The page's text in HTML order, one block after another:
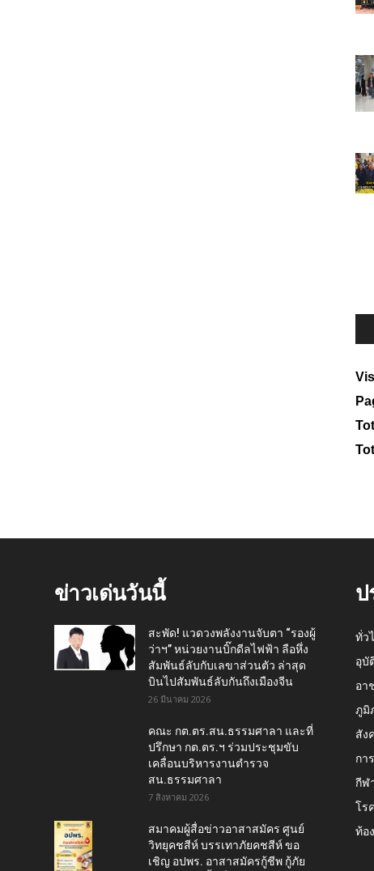
ข่าวเด่นวันนี้
สะพัด! แวดวงพลังงานจับตา “รองผู้
ว่าฯ” หน่วยงานบิ๊กดีลไฟฟ้า ลือหึ่ง
สัมพันธ์ลับกับเลขาส่วนตัว ล่าสุด
บินไปสัมพันธ์ลับกันถึงเมืองจีน
26 มีนาคม 2026
คณะ กต.ตร.สน.ธรรมศาลา และที่
ปรึกษา กต.ตร.ฯ ร่วมประชุมขับ
เคลื่อนบริหารงานตำรวจ
สน.ธรรมศาลา
7 สิงหาคม 2026
สมาคมผู้สื่อข่าวอาสาสมัคร ศูนย์
วิทยุคชสีห์ บรรเทาภัยคชสีห์ ขอ
เชิญ อปพร. อาสาสมัครกู้ชีพ กู้ภัย
ป
ทั่ว
อุบั
อา
ภูมิ
สัง
กา
กีฬ
โร
ท้อ